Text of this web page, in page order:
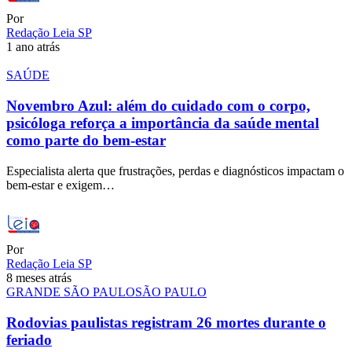
Por
Redação Leia SP
1 ano atrás
SAÚDE
Novembro Azul: além do cuidado com o corpo,
psicóloga reforça a importância da saúde mental
como parte do bem-estar
Especialista alerta que frustrações, perdas e diagnósticos impactam o
bem-estar e exigem…
Por
Redação Leia SP
8 meses atrás
GRANDE SÃO PAULOSÃO PAULO
Rodovias paulistas registram 26 mortes durante o
feriado